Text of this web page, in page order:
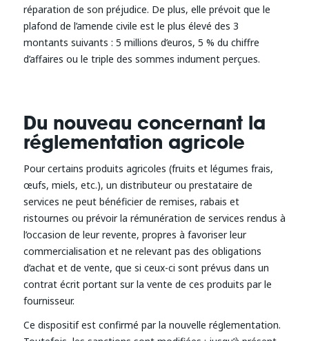
réparation de son préjudice. De plus, elle prévoit que le
plafond de l’amende civile est le plus élevé des 3
montants suivants : 5 millions d’euros, 5 % du chiffre
d’affaires ou le triple des sommes indument perçues.
Du nouveau concernant la
réglementation agricole
Pour certains produits agricoles (fruits et légumes frais,
œufs, miels, etc.), un distributeur ou prestataire de
services ne peut bénéficier de remises, rabais et
ristournes ou prévoir la rémunération de services rendus à
l’occasion de leur revente, propres à favoriser leur
commercialisation et ne relevant pas des obligations
d’achat et de vente, que si ceux-ci sont prévus dans un
contrat écrit portant sur la vente de ces produits par le
fournisseur.
Ce dispositif est confirmé par la nouvelle réglementation.